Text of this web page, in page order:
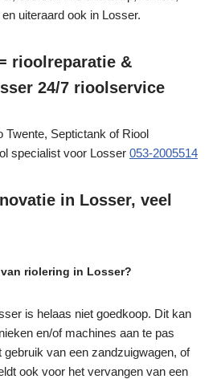
uiteraard ook in Losser.
rioolreparatie &
24/7 rioolservice
Twente, Septictank of Riool
specialist voor Losser 053-2005514
in Losser, veel
riolering in Losser?
is helaas niet goedkoop. Dit kan
en/of machines aan te pas
van een zandzuigwagen, of
ook voor het vervangen van een